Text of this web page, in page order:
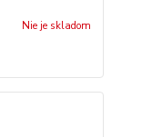
Nie je skladom